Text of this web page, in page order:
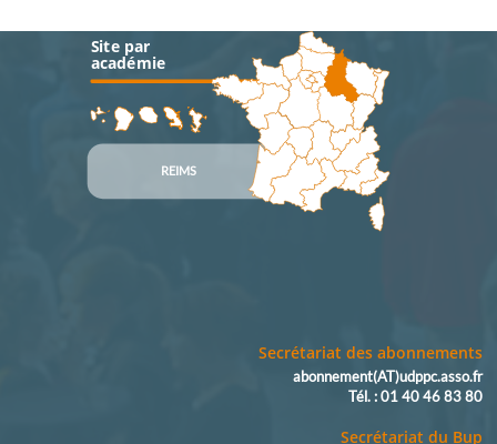
Site par
académie
REIMS
Secrétariat des abonnements
abonnement(AT)udppc.asso.fr
Tél. : 01 40 46 83 80
Secrétariat du Bup